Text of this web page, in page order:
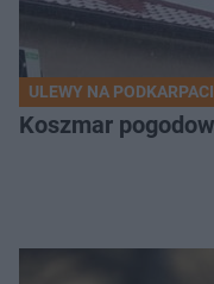
ULEWY NA
Koszmar